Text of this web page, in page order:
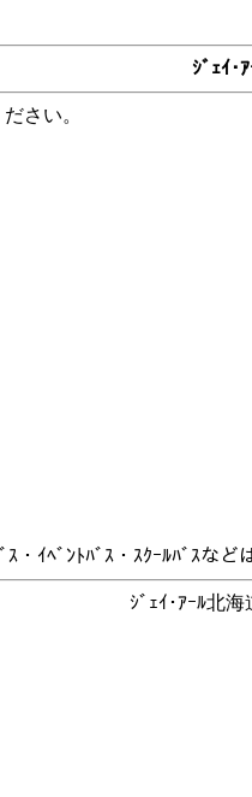
ｼﾞｪｲ･
さい。
・ｲﾍﾞﾝﾄﾊﾞｽ・ｽｸｰﾙﾊﾞｽな
ｼﾞｪｲ･ｱｰﾙ北